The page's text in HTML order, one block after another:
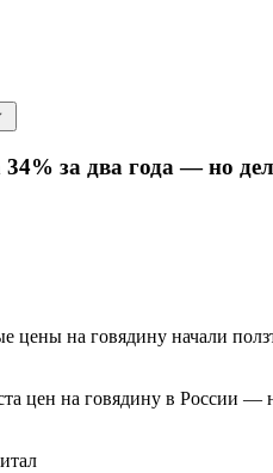
за два года — но
цены на говядину начали
цен на говядину в России